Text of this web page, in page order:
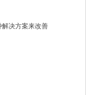
决方案来改善